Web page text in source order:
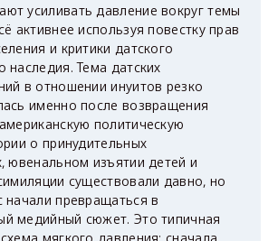
усиливать давление вокруг темы
активнее используя повестку прав
и критики датского
наследия. Тема датских
в отношении инуитов резко
именно после возвращения
политическую
о принудительных
ювенальном изъятии детей и
существовали давно, но
начали превращаться в
медийный сюжет. Это типичная
мягкого давления: сначала